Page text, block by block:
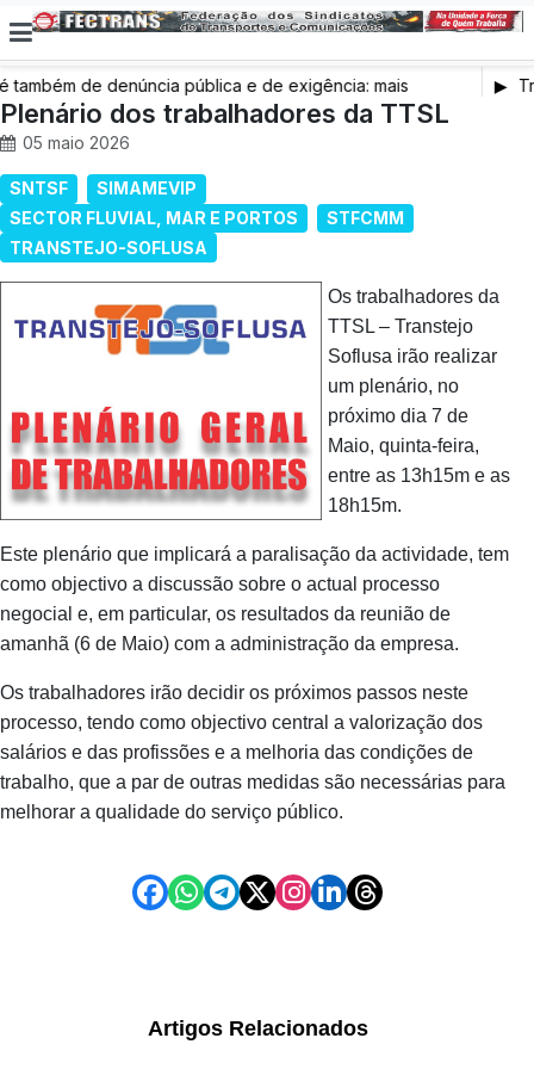
também de denúncia pública e de exigência: mais
saúde, mais condições de trabalho e mais SNS
Plenário dos trabalhadores da TTSL
05 maio 2026
SNTSF
SIMAMEVIP
SECTOR FLUVIAL, MAR E PORTOS
STFCMM
TRANSTEJO-SOFLUSA
Os trabalhadores da
TTSL – Transtejo
Soflusa irão realizar
um plenário, no
próximo dia 7 de
Maio, quinta-feira,
entre as 13h15m e as
18h15m.
Este plenário que implicará a paralisação da actividade, tem
como objectivo a discussão sobre o actual processo
negocial e, em particular, os resultados da reunião de
amanhã (6 de Maio) com a administração da empresa.
Os trabalhadores irão decidir os próximos passos neste
processo, tendo como objectivo central a valorização dos
salários e das profissões e a melhoria das condições de
trabalho, que a par de outras medidas são necessárias para
melhorar a qualidade do serviço público.
Artigos Relacionados